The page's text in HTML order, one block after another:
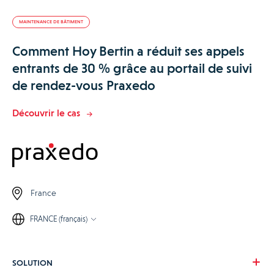
MAINTENANCE DE BÂTIMENT
Comment Hoy Bertin a réduit ses appels
entrants de 30 % grâce au portail de suivi
de rendez-vous Praxedo
Découvrir le cas
France
FRANCE (français)
SOLUTION